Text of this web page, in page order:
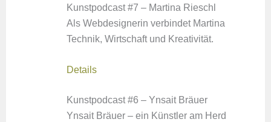
Kunstpodcast #7 – Martina Rieschl
Als Webdesignerin verbindet Martina
Technik, Wirtschaft und Kreativität.
Details
Kunstpodcast #6 – Ynsait Bräuer
Ynsait Bräuer – ein Künstler am Herd